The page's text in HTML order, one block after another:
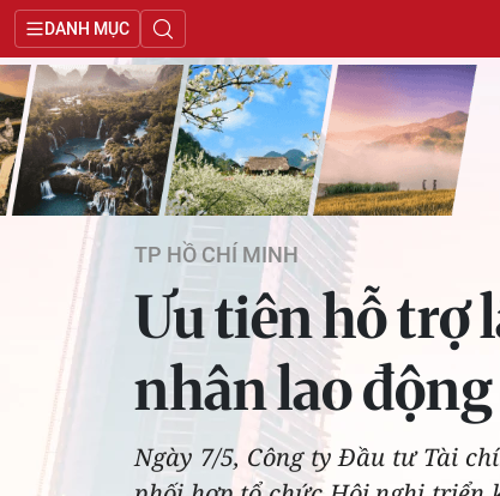
DANH MỤC
TP HỒ CHÍ MINH
Ưu tiên hỗ trợ
nhân lao động
Ngày 7/5, Công ty Đầu tư Tài